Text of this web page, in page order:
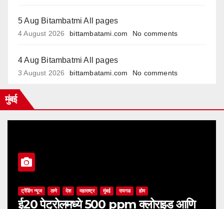
5 Aug Bitambatmi All pages
4 August 2026 bittambatami.com No comments
4 Aug Bitambatmi All pages
3 August 2026 bittambatami.com No comments
मुंबई
ट्रेंडिंग न्यूज ठाणे देश महाराष्ट्र मुंबई रायगड होम
ई20 पेट्रोलमध्ये 500 ppm क्लोराइड आणि